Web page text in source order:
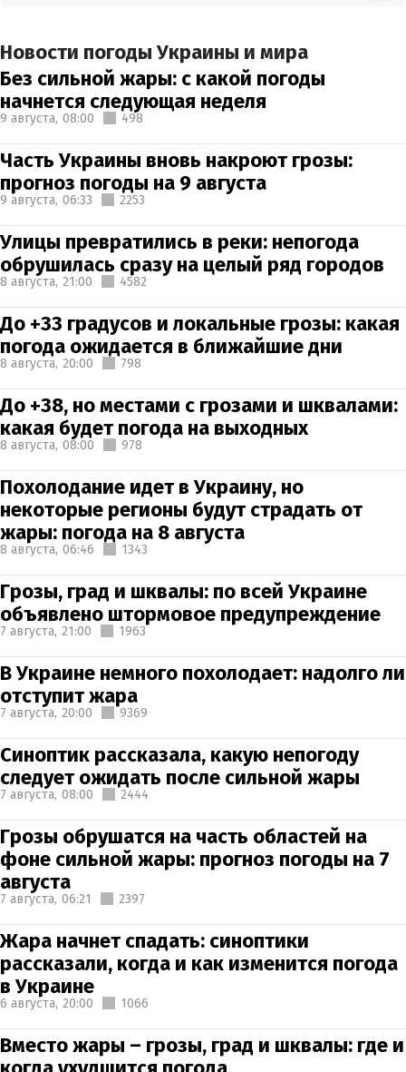
Новости погоды Украины и мира
Без сильной жары: с какой погоды
начнется следующая неделя
9 августа, 08:00 498
Часть Украины вновь накроют грозы:
прогноз погоды на 9 августа
9 августа, 06:33 2253
Улицы превратились в реки: непогода
обрушилась сразу на целый ряд городов
8 августа, 21:00 4582
До +33 градусов и локальные грозы: какая
погода ожидается в ближайшие дни
8 августа, 20:00 798
До +38, но местами с грозами и шквалами:
какая будет погода на выходных
8 августа, 08:00 978
Похолодание идет в Украину, но
некоторые регионы будут страдать от
жары: погода на 8 августа
8 августа, 06:46 1343
Грозы, град и шквалы: по всей Украине
объявлено штормовое предупреждение
7 августа, 21:00 1963
В Украине немного похолодает: надолго ли
отступит жара
7 августа, 20:00 9369
Синоптик рассказала, какую непогоду
следует ожидать после сильной жары
7 августа, 08:00 2444
Грозы обрушатся на часть областей на
фоне сильной жары: прогноз погоды на 7
августа
7 августа, 06:21 2397
Жара начнет спадать: синоптики
рассказали, когда и как изменится погода
в Украине
6 августа, 20:00 1066
Вместо жары – грозы, град и шквалы: где и